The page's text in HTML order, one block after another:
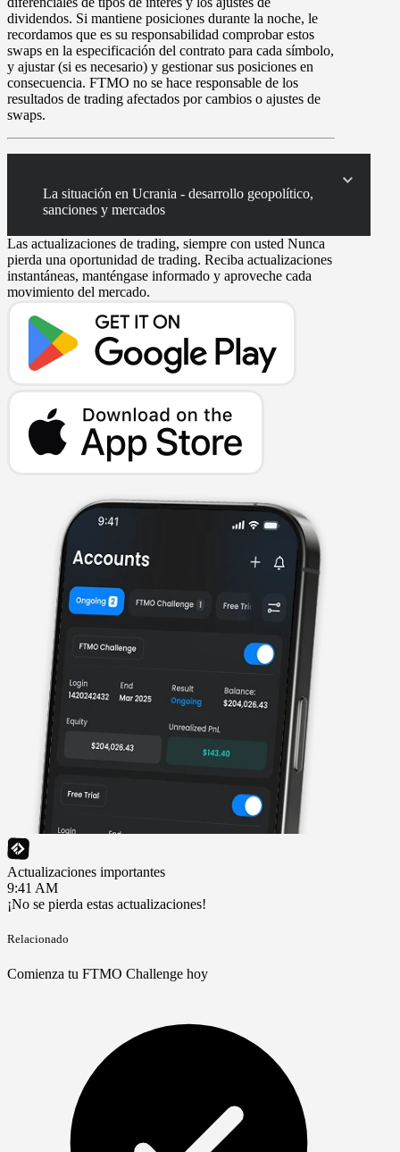
dividendos. Si mantiene posiciones durante la noche, le
recordamos que es su responsabilidad comprobar estos
swaps en la especificación del contrato para cada símbolo,
y ajustar (si es necesario) y gestionar sus posiciones en
consecuencia. FTMO no se hace responsable de los
resultados de trading afectados por cambios o ajustes de
swaps.
La situación en Ucrania - desarrollo geopolítico,
sanciones y mercados
Las actualizaciones de trading, siempre con usted Nunca
pierda una oportunidad de trading. Reciba actualizaciones
instantáneas, manténgase informado y aproveche cada
movimiento del mercado.
Actualizaciones importantes
9:41 AM
¡No se pierda estas actualizaciones!
Relacionado
Comienza tu FTMO Challenge hoy